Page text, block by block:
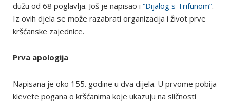
dužu od 68 poglavlja. Još je napisao i “Dijalog s Trifunom”.
Iz ovih djela se može razabrati organizacija i život prve
kršćanske zajednice.
Prva apologija
Napisana je oko 155. godine u dva dijela. U prvome pobija
klevete pogana o kršćanima koje ukazuju na sličnosti